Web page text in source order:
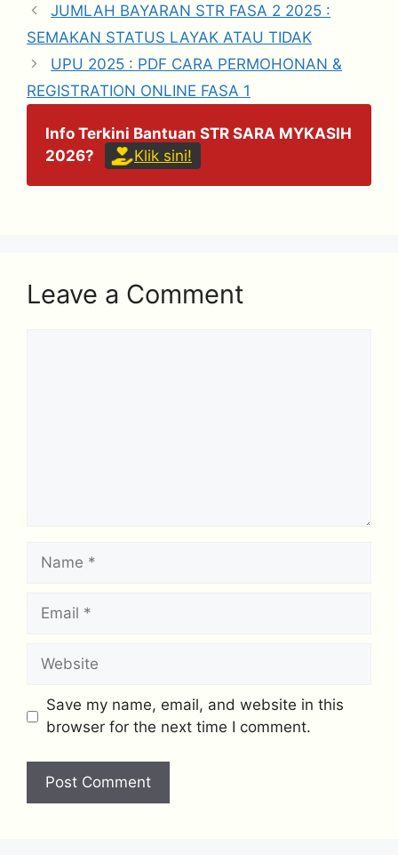
JUMLAH BAYARAN STR FASA 2 2025 :
SEMAKAN STATUS LAYAK ATAU TIDAK
UPU 2025 : PDF CARA PERMOHONAN &
REGISTRATION ONLINE FASA 1
Info Terkini Bantuan STR SARA MYKASIH
2026?
Klik sini!
Leave a Comment
Name
Email
Website
Save my name, email, and website in this
browser for the next time I comment.